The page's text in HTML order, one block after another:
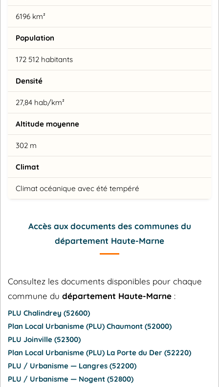
6196 km²
Population
172 512 habitants
Densité
27,84 hab/km²
Altitude moyenne
302 m
Climat
Climat océanique avec été tempéré
Accès aux documents des communes du
département Haute-Marne
Consultez les documents disponibles pour chaque
commune du département Haute-Marne :
PLU Chalindrey (52600)
Plan Local Urbanisme (PLU) Chaumont (52000)
PLU Joinville (52300)
Plan Local Urbanisme (PLU) La Porte du Der (52220)
PLU / Urbanisme — Langres (52200)
PLU / Urbanisme — Nogent (52800)